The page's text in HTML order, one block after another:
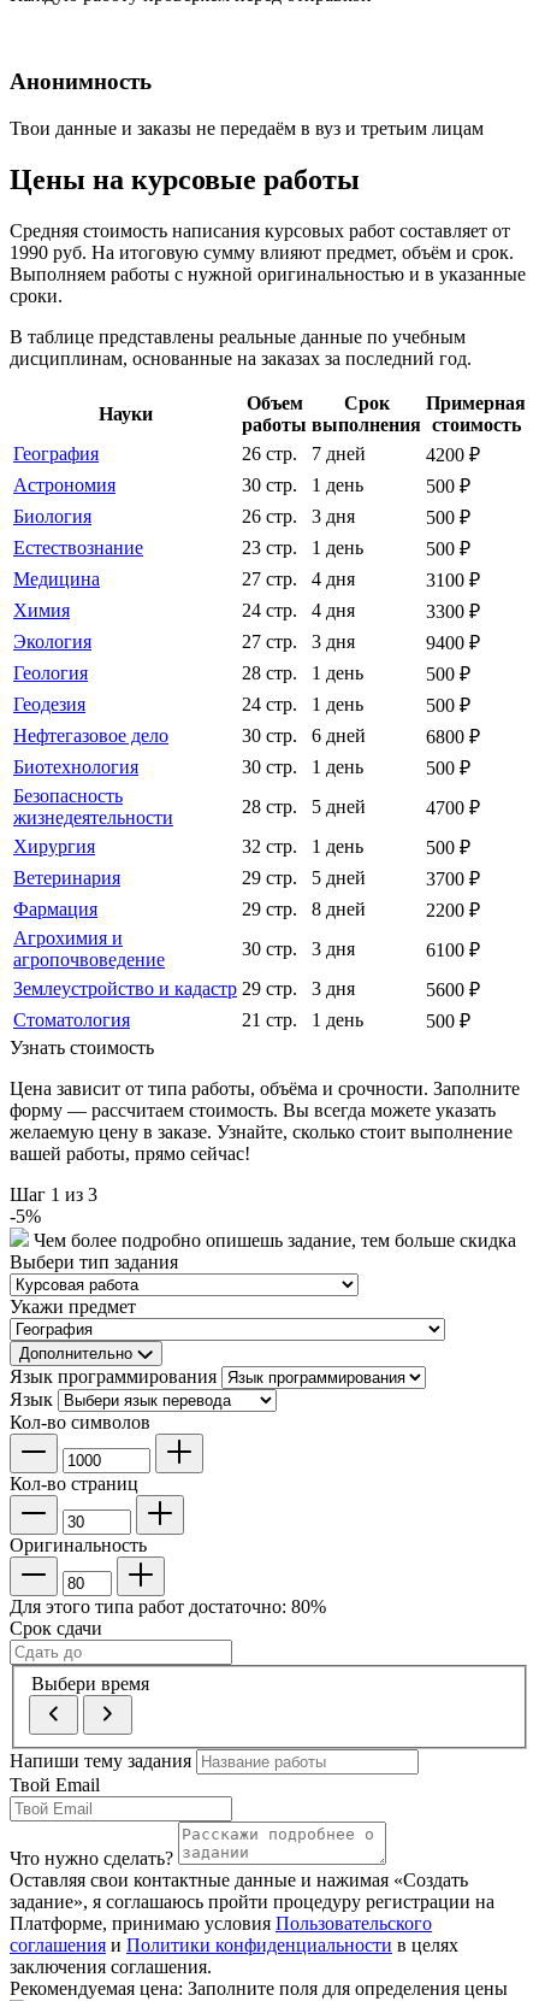
Анонимность
Твои данные и заказы не передаём в вуз и третьим лицам
Цены на курсовые работы
Средняя стоимость написания курсовых работ составляет от
1990 руб. На итоговую сумму влияют предмет, объём и срок.
Выполняем работы с нужной оригинальностью и в указанные
сроки.
В таблице представлены реальные данные по учебным
дисциплинам, основанные на заказах за последний год.
Науки
Объем
работы
Срок
выполнения
Примерная
стоимость
География
26 стр. 7 дней
4200 ₽
Астрономия
30 стр. 1 день
500 ₽
Биология
26 стр. 3 дня
500 ₽
Естествознание
23 стр. 1 день
500 ₽
Медицина
27 стр. 4 дня
3100 ₽
Химия
24 стр. 4 дня
3300 ₽
Экология
27 стр. 3 дня
9400 ₽
Геология
28 стр. 1 день
500 ₽
Геодезия
24 стр. 1 день
500 ₽
Нефтегазовое дело
30 стр. 6 дней
6800 ₽
Биотехнология
30 стр. 1 день
500 ₽
Безопасность
жизнедеятельности
28 стр. 5 дней
4700 ₽
Хирургия
32 стр. 1 день
500 ₽
Ветеринария
29 стр. 5 дней
3700 ₽
Фармация
29 стр. 8 дней
2200 ₽
Агрохимия и
агропочвоведение
30 стр. 3 дня
6100 ₽
Землеустройство и кадастр 29 стр. 3 дня
5600 ₽
Стоматология
21 стр. 1 день
500 ₽
Узнать стоимость
Цена зависит от типа работы, объёма и срочности. Заполните
форму — рассчитаем стоимость. Вы всегда можете указать
желаемую цену в заказе. Узнайте, сколько стоит выполнение
вашей работы, прямо сейчас!
Шаг 1 из 3
-5%
Чем более подробно опишешь задание, тем больше скидка
Выбери тип задания
Укажи предмет
Дополнительно
Язык программирования
Язык
Кол-во символов
Кол-во страниц
Оригинальность
Для этого типа работ достаточно: 80%
Срок сдачи
Выбери время
Напиши тему задания
Твой Email
Что нужно сделать?
Оставляя свои контактные данные и нажимая «Создать
задание», я соглашаюсь пройти процедуру регистрации на
Платформе, принимаю условия Пользовательского
соглашения и Политики конфиденциальности в целях
заключения соглашения.
Рекомендуемая цена: Заполните поля для определения цены